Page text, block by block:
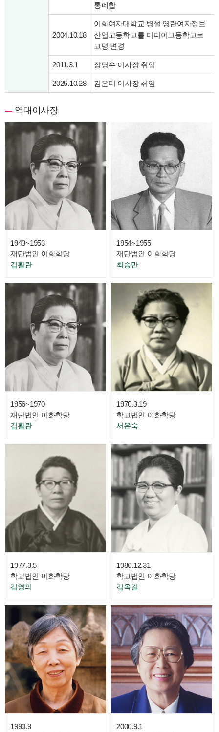
통폐합
2004.10.18
이화여자대학교 병설 영란여자정보
산업고등학교를 미디어고등학교로
교명 변경
2011.3.1 장명수 이사장 취임
2025.10.28 김은미 이사장 취임
역대이사장
1943~1953
재단법인 이화학당
김활란
1954~1955
재단법인 이화학당
최승만
1956~1970
재단법인 이화학당
김활란
1970.3.19
학교법인 이화학당
서은숙
1977.3.5
학교법인 이화학당
김영의
1986.12.31
학교법인 이화학당
김옥길
1990.9
2000.9.1